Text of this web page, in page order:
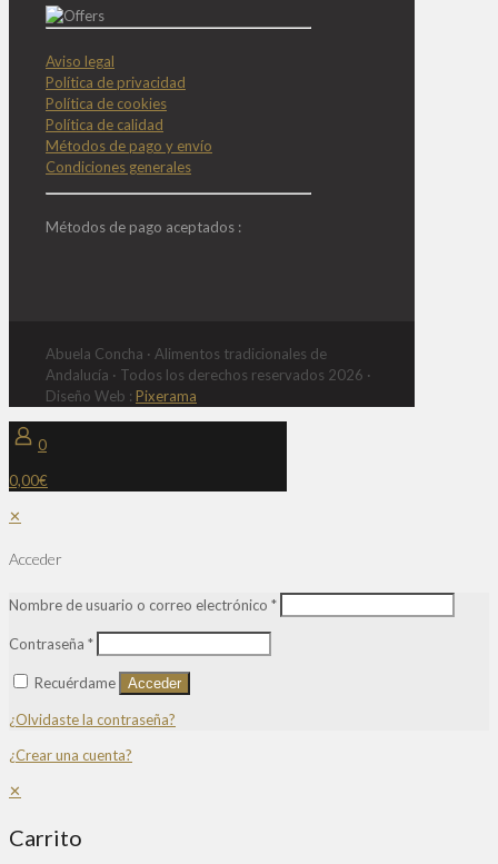
Aviso legal
Política de privacidad
Política de cookies
Política de calidad
Métodos de pago y envío
Condiciones generales
Métodos de pago aceptados :
Abuela Concha · Alimentos tradicionales de
Andalucía · Todos los derechos reservados 2026 ·
Diseño Web : Pixerama
0
0,00€
✕
Acceder
Nombre de usuario o correo electrónico *
Contraseña *
Recuérdame Acceder
¿Olvidaste la contraseña?
¿Crear una cuenta?
✕
Carrito